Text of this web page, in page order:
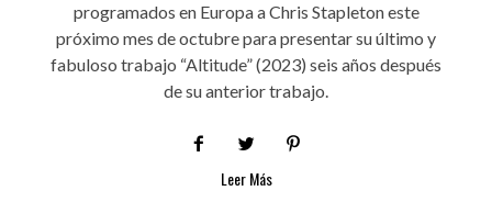
programados en Europa a Chris Stapleton este
próximo mes de octubre para presentar su último y
fabuloso trabajo “Altitude” (2023) seis años después
de su anterior trabajo.
Leer Más